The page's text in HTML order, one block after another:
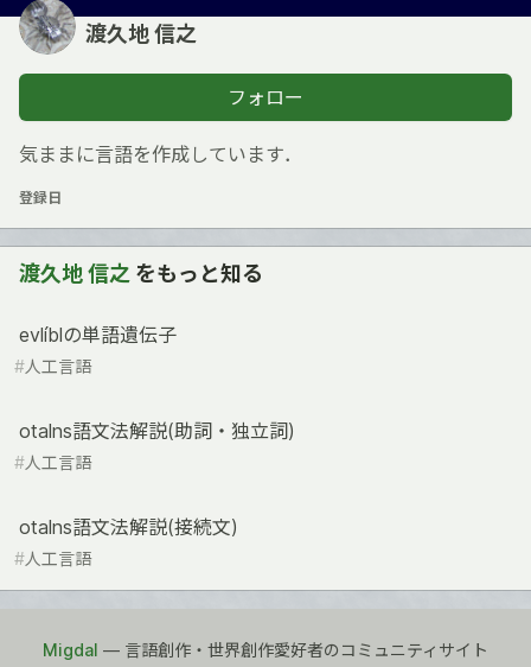
渡久地 信之
フォロー
気ままに言語を作成しています．
登録日
渡久地 信之 をもっと知る
evlíblの単語遺伝子
#人工言語
otalns語文法解説(助詞・独立詞)
#人工言語
otalns語文法解説(接続文)
#人工言語
Migdal — 言語創作・世界創作愛好者のコミュニティサイト